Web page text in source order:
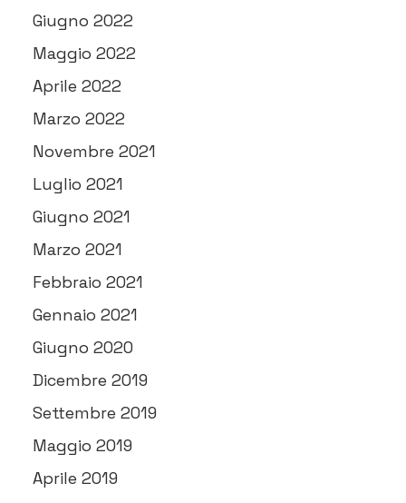
Giugno 2022
Maggio 2022
Aprile 2022
Marzo 2022
Novembre 2021
Luglio 2021
Giugno 2021
Marzo 2021
Febbraio 2021
Gennaio 2021
Giugno 2020
Dicembre 2019
Settembre 2019
Maggio 2019
Aprile 2019